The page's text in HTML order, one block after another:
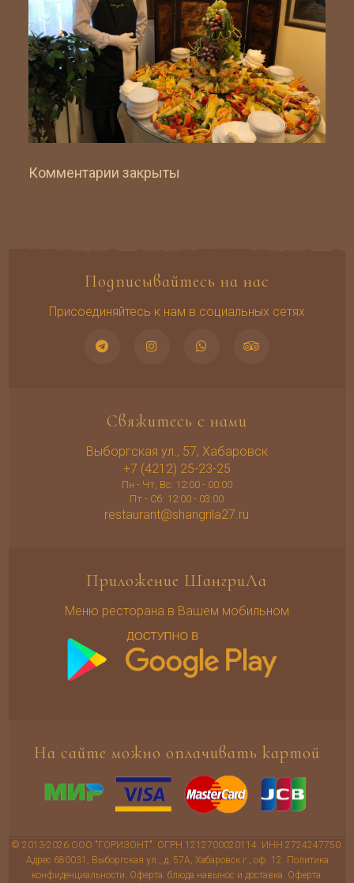
Комментарии закрыты
Подписывайтесь на нас
Присоединяйтесь к нам в социальных сетях
Свяжитесь с нами
Выборгская ул., 57, Хабаровск
+7 (4212) 25-23-25
Пн - Чт, Вс: 12:00 - 00:00
Пт - Сб: 12:00 - 03:00
restaurant@shangrila27.ru
Приложение ШангриЛа
Меню ресторана в Вашем мобильном
На сайте можно оплачивать картой
© 2013-2026 ООО "ГОРИЗОНТ". ОГРН 1212700020114. ИНН 2724247750.
Адрес 680031, Выборгская ул., д. 57А, Хабаровск г., оф. 12. Политика
конфиденциальности. Оферта: блюда навынос и доставка. Оферта: